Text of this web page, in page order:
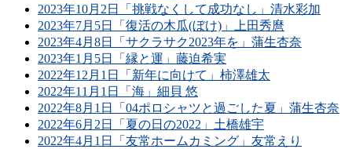
2023年10月2日「挑戦なくして成功なし」清水彩加
2023年7月5日「復活の木瓜(ぼけ)」上田秀麿
2023年4月8日「サクラサク2023年を」蒲生杏奈
2023年1月5日「縁と運」藤迫希実
2022年12月1日「新年に向けて」柿澤雄太
2022年11月1日「海」細貝 悠
2022年8月1日「04ポロシャツと過ごした夏」蒲生杏奈
2022年6月2日「夏の日の2022」土橋雄宇
2022年4月1日「友常ホームカミング」友常えり